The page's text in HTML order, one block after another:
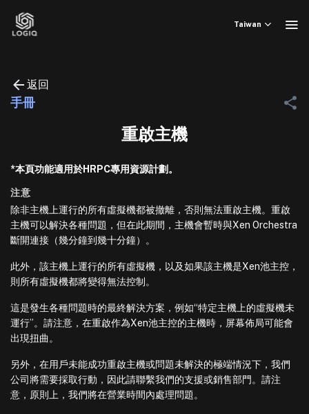
Taiwan
返回
手冊
重啟主機
*本頁功能適用於HRPC專用資源計劃。
注意
除非主機上運行的所有虛擬機都被撤離，否則無法重啟主機。重啟
主機可以解決各種問題，但在此期間，主機會暫時與Xen Orchestra
斷開連接（幾分鐘到幾十分鐘）。
此外，該主機上運行的所有虛擬機，以及如果該主機是Xen池主控，
則所有虛擬機都將變得無法控制。
這是發生各種問題時的最終解決方案，例如“特定主機上的虛擬機未
運行”。請注意，在重啟作為Xen池主控的主機時，屏幕佈局可能會
出現扭曲。
另外，在用戶未能成功重啟主機或問題未解決的極端情況下，我們
公司將需要採取行動，因此請聯繫我們的支援或銷售部門。請注
意，原則上，我們將在營業時間內處理問題。